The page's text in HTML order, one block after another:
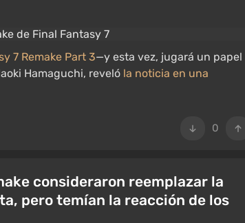
7 Remake Part 3—y esta vez, jugará un papel
Hamaguchi, reveló la noticia en una
0
consideraron reemplazar la
pero temían la reacción de los